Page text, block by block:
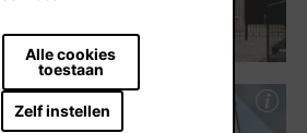
Alle cookies
toestaan
Zelf instellen